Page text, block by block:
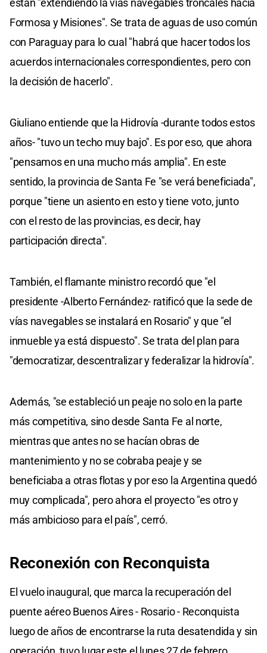
Formosa y Misiones". Se trata de aguas de uso común
con Paraguay para lo cual "habrá que hacer todos los
acuerdos internacionales correspondientes, pero con
la decisión de hacerlo".
Giuliano entiende que la Hidrovía -durante todos estos
años- "tuvo un techo muy bajo". Es por eso, que ahora
"pensamos en una mucho más amplia". En este
sentido, la provincia de Santa Fe "se verá beneficiada",
porque "tiene un asiento en esto y tiene voto, junto
con el resto de las provincias, es decir, hay
participación directa".
También, el flamante ministro recordó que "el
presidente -Alberto Fernández- ratificó que la sede de
vías navegables se instalará en Rosario" y que "el
inmueble ya está dispuesto". Se trata del plan para
"democratizar, descentralizar y federalizar la hidrovía".
Además, "se estableció un peaje no solo en la parte
más competitiva, sino desde Santa Fe al norte,
mientras que antes no se hacían obras de
mantenimiento y no se cobraba peaje y se
beneficiaba a otras flotas y por eso la Argentina quedó
muy complicada", pero ahora el proyecto "es otro y
más ambicioso para el país", cerró.
Reconexión con Reconquista
El vuelo inaugural, que marca la recuperación del
puente aéreo Buenos Aires - Rosario - Reconquista
luego de años de encontrarse la ruta desatendida y sin